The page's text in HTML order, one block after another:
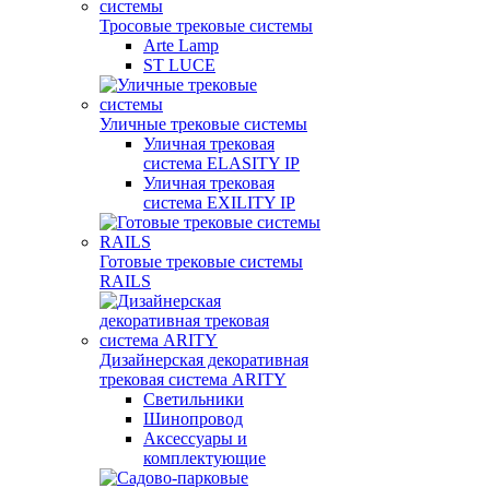
Тросовые трековые системы
Arte Lamp
ST LUCE
Уличные трековые системы
Уличная трековая
система ELASITY IP
Уличная трековая
система EXILITY IP
Готовые трековые системы
RAILS
Дизайнерская декоративная
трековая система ARITY
Светильники
Шинопровод
Аксессуары и
комплектующие